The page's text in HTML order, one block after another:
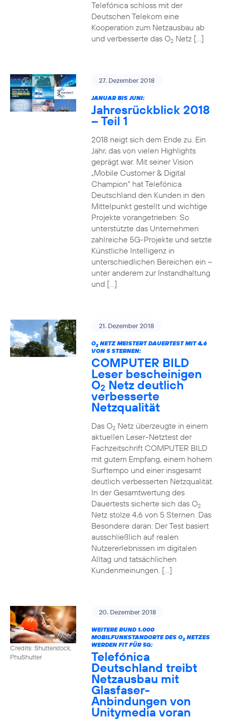
Telefónica schloss mit der
Deutschen Telekom eine
Kooperation zum Netzausbau ab
und verbesserte das O2Netz […]
27. Dezember 2018
JANUAR BIS JUNI:
Jahresrückblick 2018
– Teil 1
2018 neigt sich dem Ende zu. Ein
Jahr, das von vielen Highlights
geprägt war. Mit seiner Vision
„Mobile Customer & Digital
Champion“ hat Telefónica
Deutschland den Kunden in den
Mittelpunkt gestellt und wichtige
Projekte vorangetrieben: So
unterstützte das Unternehmen
zahlreiche 5G-Projekte und setzte
Künstliche Intelligenz in
unterschiedlichen Bereichen ein –
unter anderem zur Instandhaltung
und […]
21. Dezember 2018
O2NETZ MEISTERT DAUERTEST MIT 4,6
VON 5 STERNEN:
COMPUTER BILD
Leser bescheinigen
O2 Netz deutlich
verbesserte
Netzqualität
Das O2Netz überzeugte in einem
aktuellen Leser-Netztest der
Fachzeitschrift COMPUTER BILD
mit gutem Empfang, einem hohem
Surftempo und einer insgesamt
deutlich verbesserten Netzqualität.
In der Gesamtwertung des
Dauertests sicherte sich das O2
Netz stolze 4,6 von 5 Sternen. Das
Besondere daran: Der Test basiert
ausschließlich auf realen
Nutzererlebnissen im digitalen
Alltag und tatsächlichen
Kundenmeinungen. […]
Credits: Shutterstock,
PhuShutter
20. Dezember 2018
WEITERE RUND 1.000
MOBILFUNKSTANDORTE DES O2NETZES
WERDEN FIT FÜR 5G:
Telefónica
Deutschland treibt
Netzausbau mit
Glasfaser-
Anbindungen von
Unitymedia voran